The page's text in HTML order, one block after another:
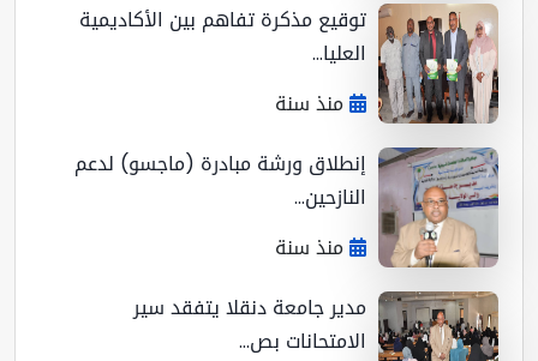
توقيع مذكرة تفاهم بين الأكاديمية
العليا...
منذ سنة
إنطلاق ورشة مبادرة (ماجسو) لدعم
النازحين...
منذ سنة
مدير جامعة دنقلا يتفقد سير
الامتحانات بص...